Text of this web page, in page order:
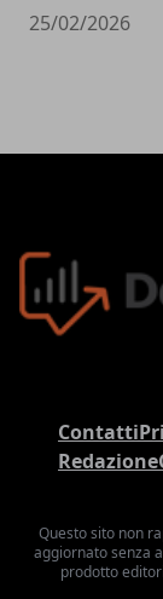
25/02/2026
Contatti
Redazione
Questo sito non
aggiornato senza
prodotto